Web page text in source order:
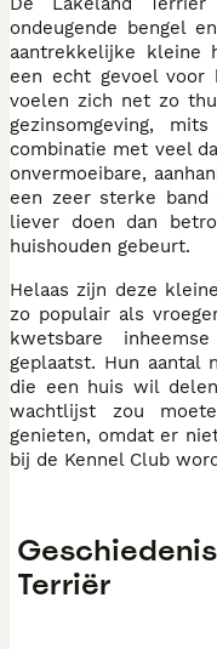
ondeugende bengel
aantrekkelijke kleine
een echt gevoel voor
voelen zich net zo
gezinsomgeving,
combinatie met veel
onvermoeibare,
een zeer sterke
liever doen dan
huishouden gebeurt.
Helaas zijn deze
zo populair als
kwetsbare
geplaatst. Hun aantal
die een huis wil
wachtlijst zou
genieten, omdat er
bij de Kennel Club
Terriër